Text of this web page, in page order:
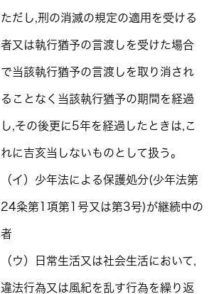
ただし,刑の消滅の規定の適用を受ける
者又は執行猶予の言渡しを受けた場合
で当該執行猶予の言渡しを取り消され
ることなく当該執行猶予の期間を経過
し,その後更に5年を経過したときは,こ
れに吉亥当しないものとして扱う。
（イ）少年法による保護処分(少年法第
24粂第1項第1号又は第3号)が継続中の
者
（ウ）日常生活又は社会生活において,
違法行為又は風紀を乱す行為を繰り返